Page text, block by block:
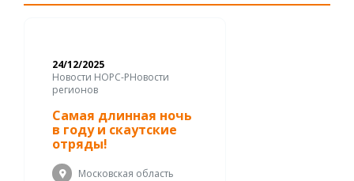
24/12/2025
Новости НОРС-РНовости
регионов
Самая длинная ночь
в году и скаутские
отряды!
Московская область